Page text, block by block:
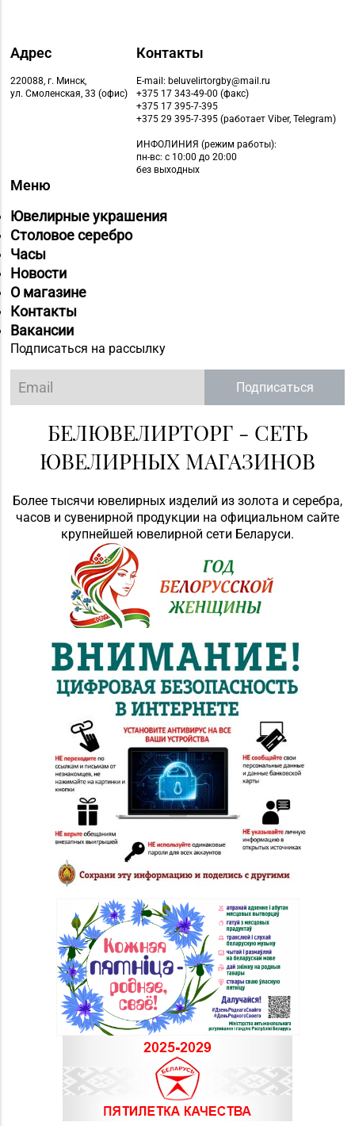
Адрес
220088, г. Минск,
ул. Смоленская, 33 (офис)
Контакты
E-mail: beluvelirtorgby@mail.ru
+375 17 343-49-00 (факс)
+375 17 395-7-395
+375 29 395-7-395 (работает Viber, Telegram)
ИНФОЛИНИЯ (режим работы):
пн-вс: с 10:00 до 20:00
без выходных
Меню
Ювелирные украшения
Столовое серебро
Часы
Новости
О магазине
Контакты
Вакансии
Подписаться на рассылку
Подписаться
БЕЛЮВЕЛИРТОРГ - СЕТЬ
ЮВЕЛИРНЫХ МАГАЗИНОВ
Более тысячи ювелирных изделий из золота и серебра,
часов и сувенирной продукции на официальном сайте
крупнейшей ювелирной сети Беларуси.